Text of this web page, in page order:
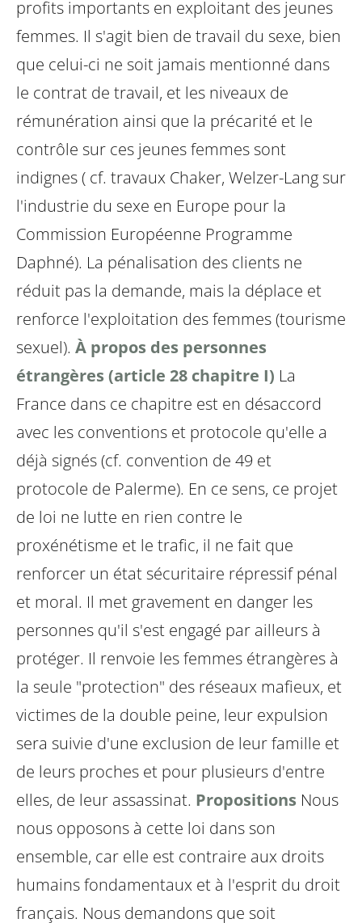
profits importants en exploitant des jeunes
femmes. Il s'agit bien de travail du sexe, bien
que celui-ci ne soit jamais mentionné dans
le contrat de travail, et les niveaux de
rémunération ainsi que la précarité et le
contrôle sur ces jeunes femmes sont
indignes ( cf. travaux Chaker, Welzer-Lang sur
l'industrie du sexe en Europe pour la
Commission Européenne Programme
Daphné). La pénalisation des clients ne
réduit pas la demande, mais la déplace et
renforce l'exploitation des femmes (tourisme
sexuel). À propos des personnes
étrangères (article 28 chapitre I) La
France dans ce chapitre est en désaccord
avec les conventions et protocole qu'elle a
déjà signés (cf. convention de 49 et
protocole de Palerme). En ce sens, ce projet
de loi ne lutte en rien contre le
proxénétisme et le trafic, il ne fait que
renforcer un état sécuritaire répressif pénal
et moral. Il met gravement en danger les
personnes qu'il s'est engagé par ailleurs à
protéger. Il renvoie les femmes étrangères à
la seule "protection" des réseaux mafieux, et
victimes de la double peine, leur expulsion
sera suivie d'une exclusion de leur famille et
de leurs proches et pour plusieurs d'entre
elles, de leur assassinat. Propositions Nous
nous opposons à cette loi dans son
ensemble, car elle est contraire aux droits
humains fondamentaux et à l'esprit du droit
français. Nous demandons que soit